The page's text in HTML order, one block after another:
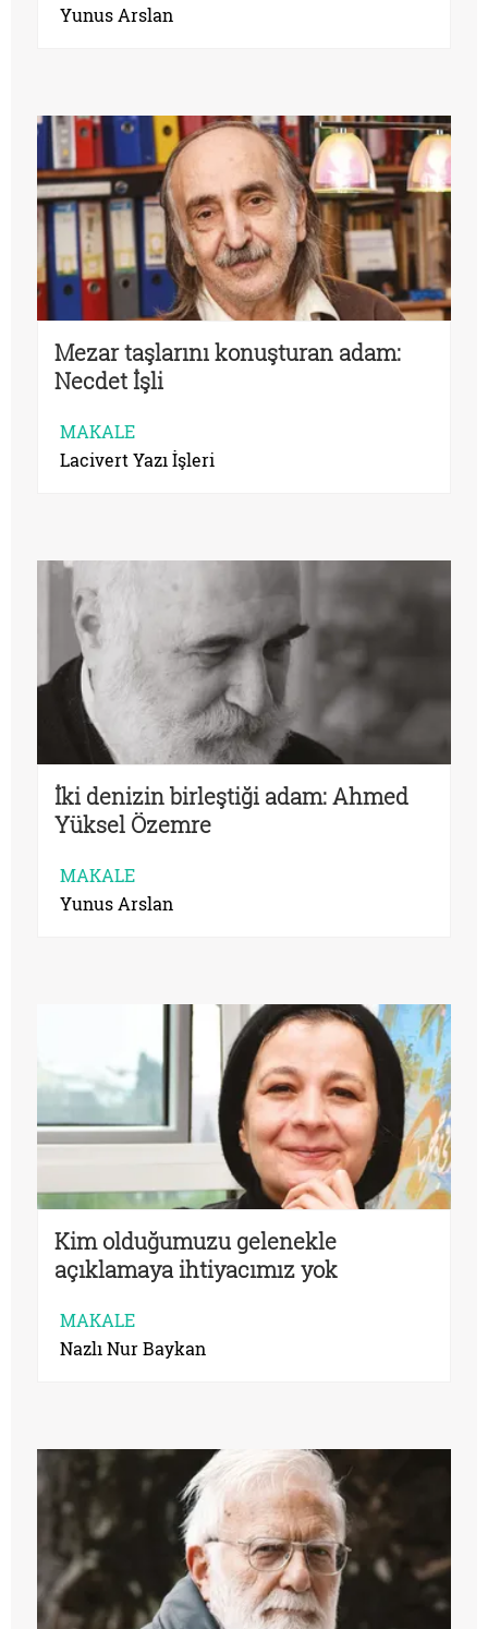
Yunus Arslan
Mezar taşlarını konuşturan adam:
Necdet İşli
MAKALE
Lacivert Yazı İşleri
İki denizin birleştiği adam: Ahmed
Yüksel Özemre
MAKALE
Yunus Arslan
Kim olduğumuzu gelenekle
açıklamaya ihtiyacımız yok
MAKALE
Nazlı Nur Baykan